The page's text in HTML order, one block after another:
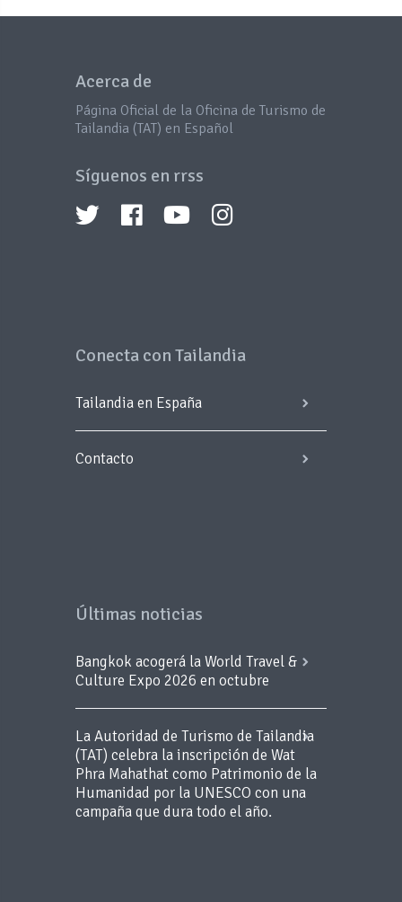
Acerca de
Página Oficial de la Oficina de Turismo de
Tailandia (TAT) en Español
Síguenos en rrss
Conecta con Tailandia
Tailandia en España
Contacto
Últimas noticias
Bangkok acogerá la World Travel &
Culture Expo 2026 en octubre
La Autoridad de Turismo de Tailandia
(TAT) celebra la inscripción de Wat
Phra Mahathat como Patrimonio de la
Humanidad por la UNESCO con una
campaña que dura todo el año.